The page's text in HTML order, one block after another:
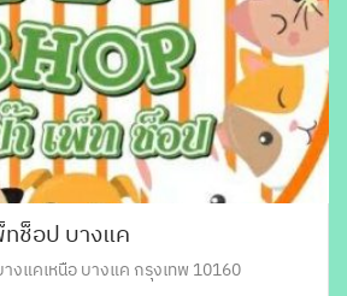
ทช็อป บางแค
งแคเหนือ บางแค กรุงเทพ 10160